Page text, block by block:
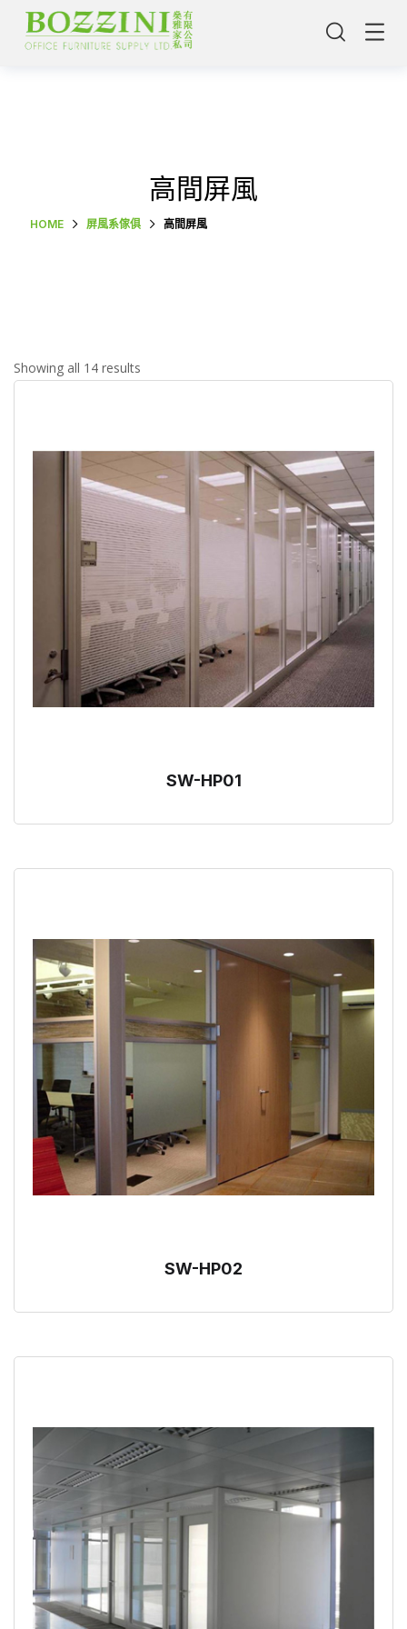
高間屏風
HOME 屏風系傢俱 高間屏風
Showing all 14 results
SW-HP01
SW-HP02